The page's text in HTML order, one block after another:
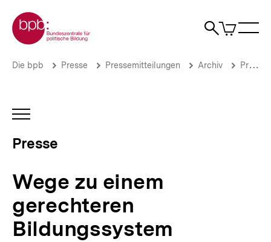
zum
Seiteninhalt
springen
Zur Startseite der bpb
Suche
Artikel
im
Wege
Bildungssystem
Brotkrümelnavigation
Pfadnavigation
Die bpb Presse Pressemitteilungen Archiv Pressemitteilungen 2011
INHALTSNAVIGATION
Presse
Wege zu einem
gerechteren
Bildungssystem